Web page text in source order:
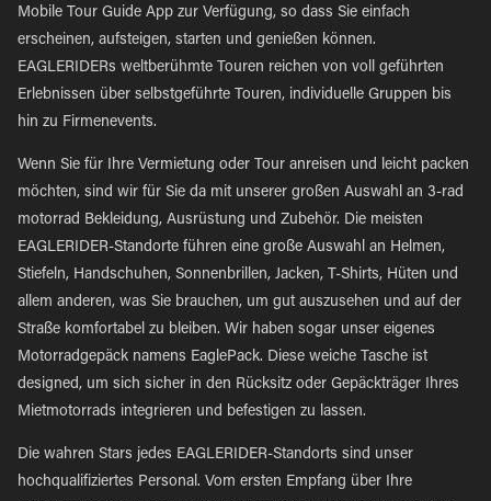
Mobile Tour Guide App zur Verfügung, so dass Sie einfach
erscheinen, aufsteigen, starten und genießen können.
EAGLERIDERs weltberühmte Touren reichen von voll geführten
Erlebnissen über selbstgeführte Touren, individuelle Gruppen bis
hin zu Firmenevents.
Wenn Sie für Ihre Vermietung oder Tour anreisen und leicht packen
möchten, sind wir für Sie da mit unserer großen Auswahl an 3-rad
motorrad Bekleidung, Ausrüstung und Zubehör. Die meisten
EAGLERIDER-Standorte führen eine große Auswahl an Helmen,
Stiefeln, Handschuhen, Sonnenbrillen, Jacken, T-Shirts, Hüten und
allem anderen, was Sie brauchen, um gut auszusehen und auf der
Straße komfortabel zu bleiben. Wir haben sogar unser eigenes
Motorradgepäck namens EaglePack. Diese weiche Tasche ist
designed, um sich sicher in den Rücksitz oder Gepäckträger Ihres
Mietmotorrads integrieren und befestigen zu lassen.
Die wahren Stars jedes EAGLERIDER-Standorts sind unser
hochqualifiziertes Personal. Vom ersten Empfang über Ihre